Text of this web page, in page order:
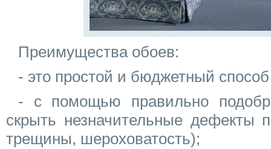
Преимущества обоев:
- это простой и бюджетный способ
- с помощью правильно
скрыть незначительные дефекты
трещины, шероховатость);